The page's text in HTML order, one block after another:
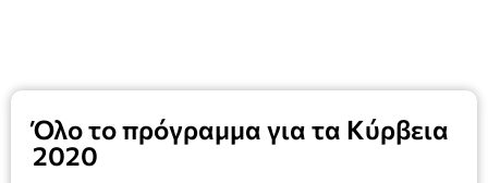
Όλο το πρόγραμμα για τα Κύρβεια
2020